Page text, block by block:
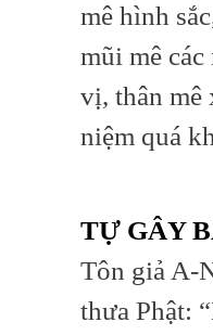
mê hình
mũi mê
vị, thân mê
niệm quá
TỰ GÂY
Tôn giả A-
thưa Phật: